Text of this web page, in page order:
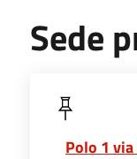
Sede
Polo 1